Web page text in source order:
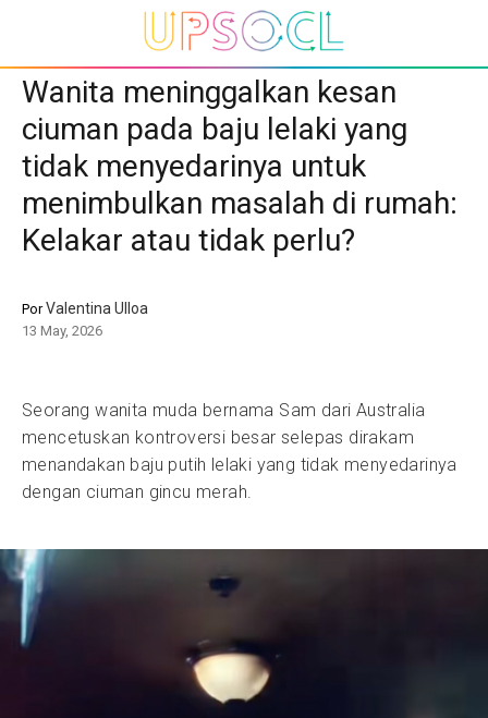
Wanita meninggalkan kesan
ciuman pada baju lelaki yang
tidak menyedarinya untuk
menimbulkan masalah di rumah:
Kelakar atau tidak perlu?
PorValentina Ulloa
13 May, 2026
Seorang wanita muda bernama Sam dari Australia
mencetuskan kontroversi besar selepas dirakam
menandakan baju putih lelaki yang tidak menyedarinya
dengan ciuman gincu merah.